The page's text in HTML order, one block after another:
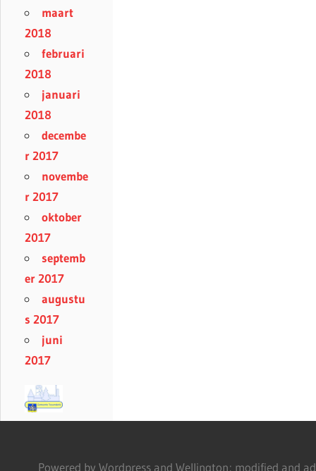
maart
2018
februari
2018
januari
2018
decembe
r 2017
novembe
r 2017
oktober
2017
septemb
er 2017
augustu
s 2017
juni
2017
Powered by Wordpress and Wellington; modified and